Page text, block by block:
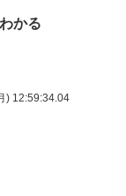
かる
) 12:59:34.04